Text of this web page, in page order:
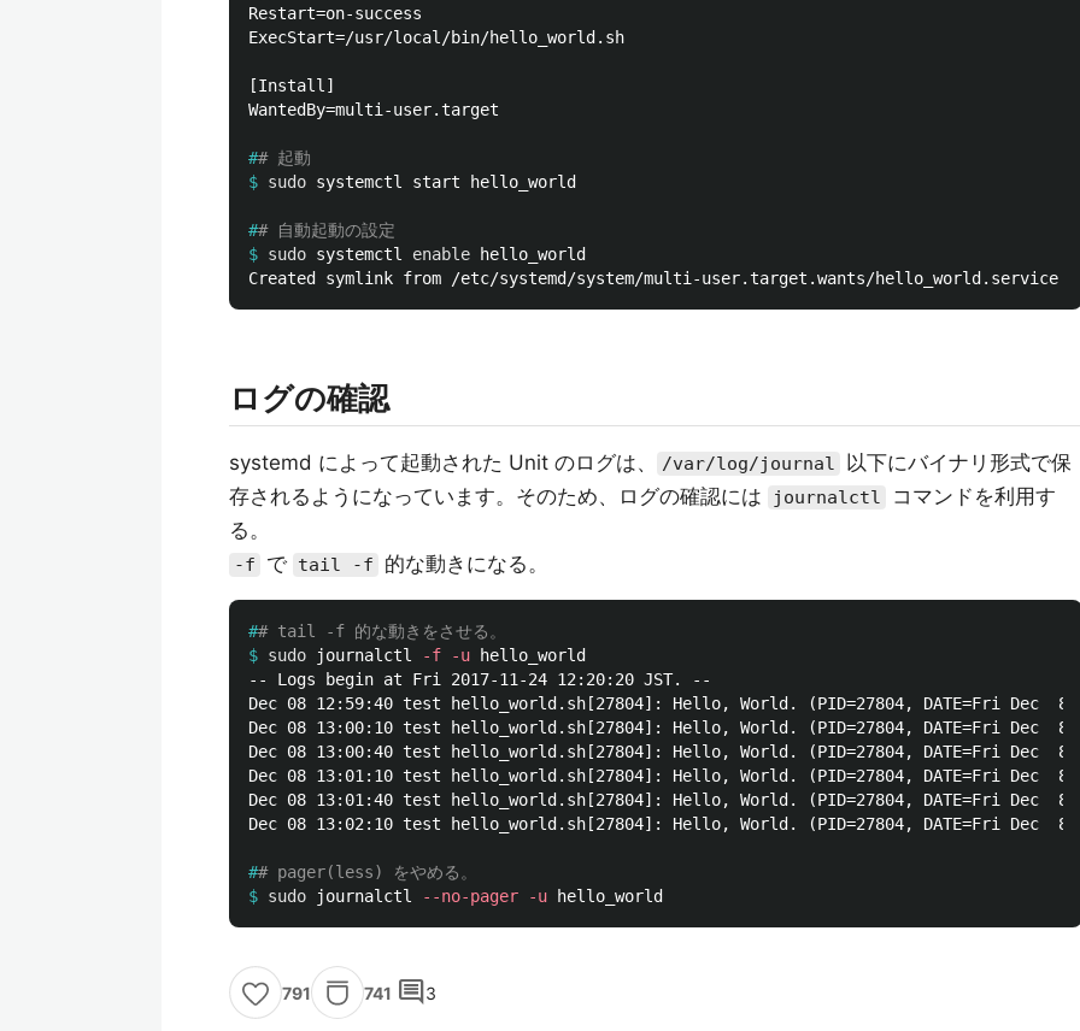
Restart=on-success
ExecStart=/usr/local/bin/hello_world.sh
[Install]
WantedBy=multi-user.target
## 起動
$ sudo
## 自動起動の設定
$ sudo systemctl enable
ログの確認
systemd によって起動された Unit のログは、 /var/log/journal
以下にバイナリ形式で保
存されるようになっています。そのため、ログの確認には
journalctl
コマンドを利用す
る。
-f で tail -f 的な動きになる。
## tail -f 的な動きをさせる。
$ sudo journalctl -f -u
-- Logs begin at Fri 2017-11-24 12:20:20 JST. --
Dec 08 12:59:40 test hello_world.sh[27804]: Hello, World. (PID=27804, DATE=Fri Dec  8
Dec 08 13:00:10 test hello_world.sh[27804]: Hello, World. (PID=27804, DATE=Fri Dec  8
Dec 08 13:00:40 test hello_world.sh[27804]: Hello, World. (PID=27804, DATE=Fri Dec  8
Dec 08 13:01:10 test hello_world.sh[27804]: Hello, World. (PID=27804, DATE=Fri Dec  8
Dec 08 13:01:40 test hello_world.sh[27804]: Hello, World. (PID=27804, DATE=Fri Dec  8
Dec 08 13:02:10 test hello_world.sh[27804]: Hello, World. (PID=27804, DATE=Fri Dec  8
## pager(less) をやめる。
$ sudo journalctl --no-pager -u
791 741 comment3